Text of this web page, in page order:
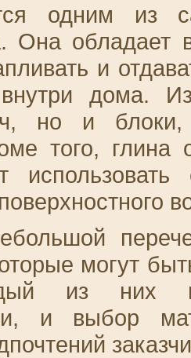
одним из
Она обладает
и
дома.
но и
того, глина
могут
из них
и выбор